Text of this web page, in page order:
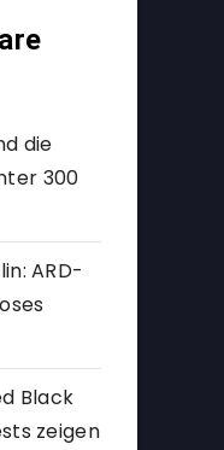
die
300
ARD-
Black
zeigen